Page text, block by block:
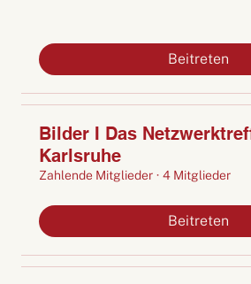
Beitreten
Bilder I Das
Karlsruhe
Zahlende Mitglieder · 4 Mitglieder
Beitreten